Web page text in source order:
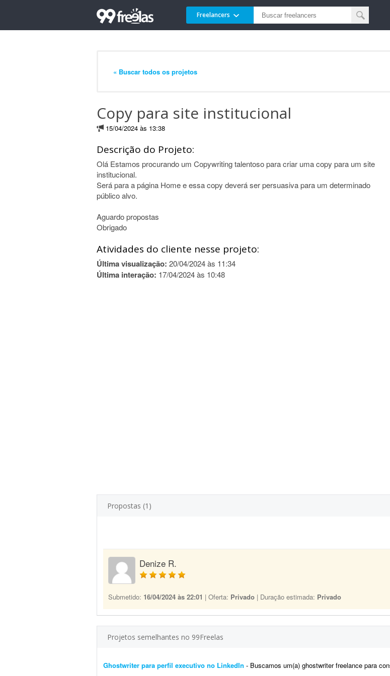
Freelancers
« Buscar todos os projetos
Copy para site institucional
15/04/2024 às 13:38
Descrição do Projeto:
Olá Estamos procurando um Copywriting talentoso para criar uma copy para um site
institucional.
Será para a página Home e essa copy deverá ser persuasiva para um determinado
público alvo.
Aguardo propostas
Obrigado
Atividades do cliente nesse projeto:
Última visualização: 20/04/2024 às 11:34
Última interação: 17/04/2024 às 10:48
Propostas (1)
Denize R.
Submetido: 16/04/2024 às 22:01 | Oferta: Privado | Duração estimada: Privado
Projetos semelhantes no 99Freelas
Ghostwriter para perfil executivo no LinkedIn - Buscamos um(a) ghostwriter freelance para construir e sustentar a presença no